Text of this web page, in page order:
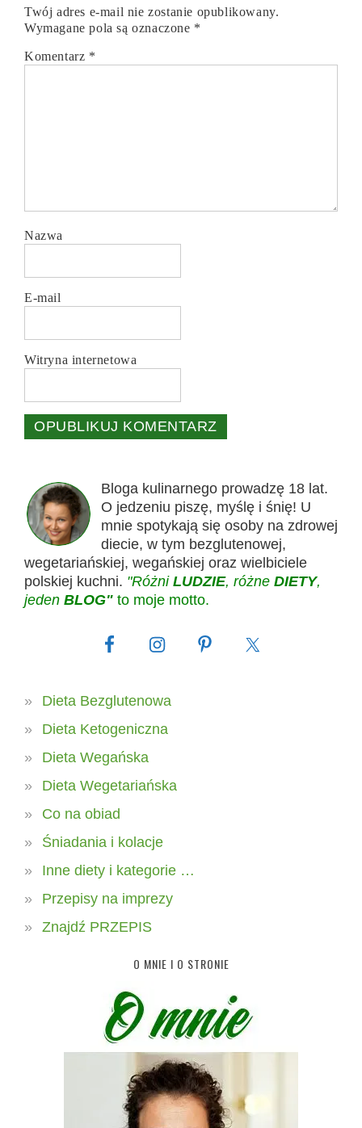
Twój adres e-mail nie zostanie opublikowany.
Wymagane pola są oznaczone *
Komentarz *
Nazwa
E-mail
Witryna internetowa
Bloga kulinarnego prowadzę 18 lat.
O jedzeniu piszę, myślę i śnię! U
mnie spotykają się osoby na zdrowej
diecie, w tym bezglutenowej,
wegetariańskiej, wegańskiej oraz wielbiciele
polskiej kuchni. "Różni LUDZIE, różne DIETY,
jeden BLOG" to moje motto.
Dieta Bezglutenowa
Dieta Ketogeniczna
Dieta Wegańska
Dieta Wegetariańska
Co na obiad
Śniadania i kolacje
Inne diety i kategorie …
Przepisy na imprezy
Znajdź PRZEPIS
O MNIE I O STRONIE